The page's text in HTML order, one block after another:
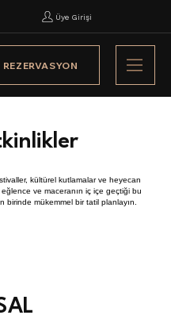
Üye Girişi
REZERVASYON
kültürel kutlamalar ve heyecan
ve maceranın iç içe geçtiği bu
birinde mükemmel bir tatil planlayın.